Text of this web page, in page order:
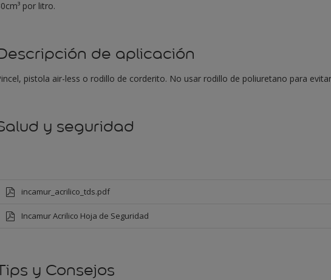
por litro.
de aplicación
pistola air-less o rodillo de corderito. No usar rodillo de poliuretano para
y seguridad
incamur_acrilico_tds.pdf
Incamur Acrilico Hoja de Seguridad
y Consejos